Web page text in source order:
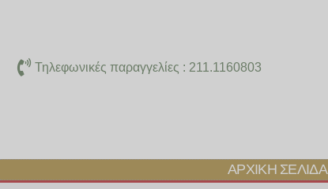
περιεχόμενο
Τηλεφωνικές παραγγελίες : 211.1160803
ΑΡΧΙΚΉ ΣΕΛΊΔΑ